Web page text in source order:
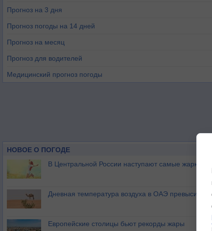
Прогноз на 3 дня
Прогноз погоды на 14 дней
Прогноз на месяц
Прогноз для водителей
Медицинский прогноз погоды
НОВОЕ О ПОГОДЕ
В Центральной России наступают самые жаркие
Дневная температура воздуха в ОАЭ превысила
Европейские столицы бьют рекорды жары